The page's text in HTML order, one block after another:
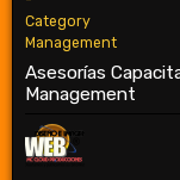
Asesorías
Management